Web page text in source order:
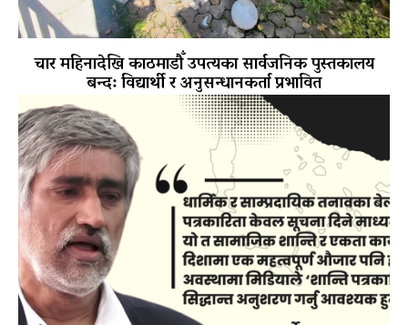
चार महिनादेखि काठमाडौँ उपत्यका सार्वजनिक पुस्तकालय
बन्द: विद्यार्थी र अनुसन्धानकर्ता प्रभावित